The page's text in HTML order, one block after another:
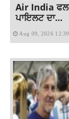
Air India
ਪਾਇਲਟ ਦਾ...
Aug 09, 2026